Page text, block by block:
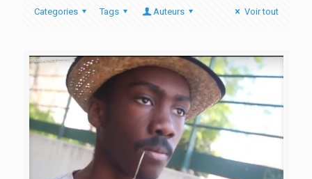
Categories Tags Auteurs Voir tout